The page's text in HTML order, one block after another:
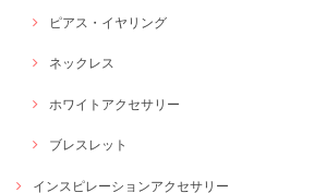
ピアス・イヤリング
ネックレス
ホワイトアクセサリー
ブレスレット
インスピレーションアクセサリー